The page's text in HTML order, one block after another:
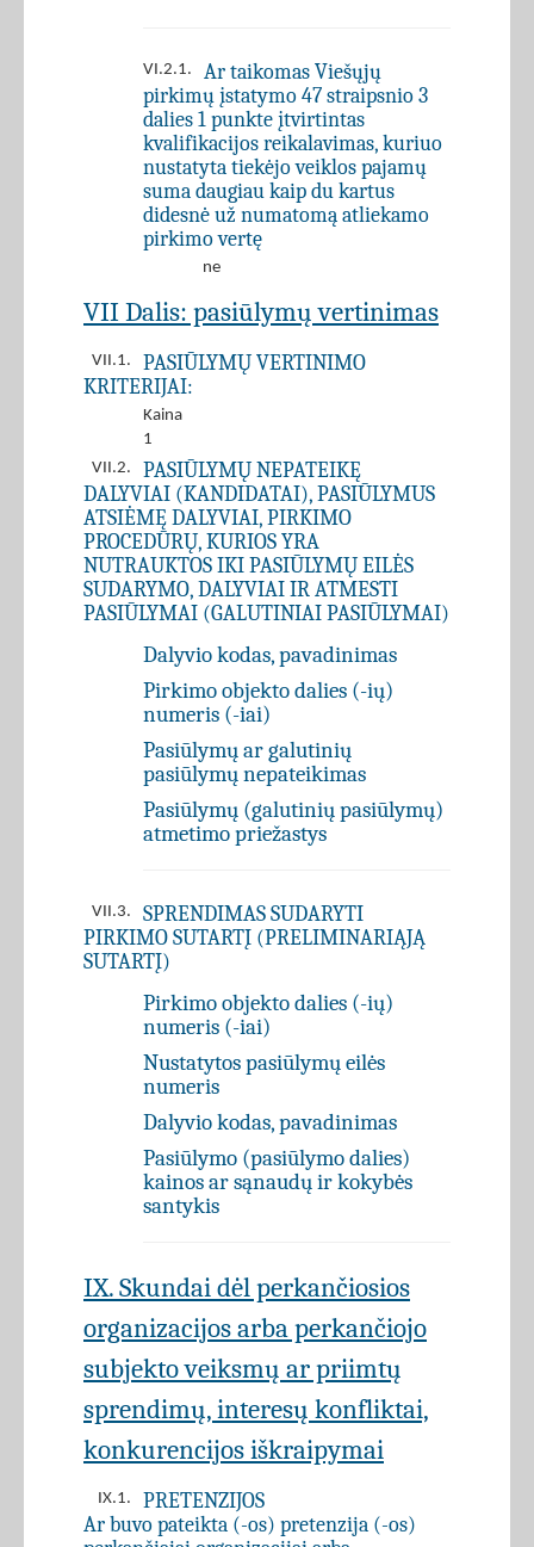
VI.2.1.
Ar taikomas Viešųjų
pirkimų įstatymo 47 straipsnio 3
dalies 1 punkte įtvirtintas
kvalifikacijos reikalavimas, kuriuo
nustatyta tiekėjo veiklos pajamų
suma daugiau kaip du kartus
didesnė už numatomą atliekamo
pirkimo vertę
ne
VII Dalis: pasiūlymų vertinimas
VII.1.
PASIŪLYMŲ VERTINIMO
KRITERIJAI:
Kaina
1
VII.2.
PASIŪLYMŲ NEPATEIKĘ
DALYVIAI (KANDIDATAI), PASIŪLYMUS
ATSIĖMĘ DALYVIAI, PIRKIMO
PROCEDŪRŲ, KURIOS YRA
NUTRAUKTOS IKI PASIŪLYMŲ EILĖS
SUDARYMO, DALYVIAI IR ATMESTI
PASIŪLYMAI (GALUTINIAI PASIŪLYMAI)
Dalyvio kodas, pavadinimas
Pirkimo objekto dalies (-ių)
numeris (-iai)
Pasiūlymų ar galutinių
pasiūlymų nepateikimas
Pasiūlymų (galutinių pasiūlymų)
atmetimo priežastys
VII.3.
SPRENDIMAS SUDARYTI
PIRKIMO SUTARTĮ (PRELIMINARIĄJĄ
SUTARTĮ)
Pirkimo objekto dalies (-ių)
numeris (-iai)
Nustatytos pasiūlymų eilės
numeris
Dalyvio kodas, pavadinimas
Pasiūlymo (pasiūlymo dalies)
kainos ar sąnaudų ir kokybės
santykis
IX. Skundai dėl perkančiosios
organizacijos arba perkančiojo
subjekto veiksmų ar priimtų
sprendimų, interesų konfliktai,
konkurencijos iškraipymai
IX.1.
PRETENZIJOS
Ar buvo pateikta (-os) pretenzija (-os)